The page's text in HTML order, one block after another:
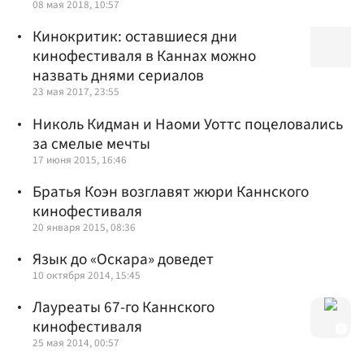
08 мая 2018, 10:57
Кинокритик: оставшиеся дни
кинофестиваля в Каннах можно
назвать днями сериалов
23 мая 2017, 23:55
Николь Кидман и Наоми Уоттс поцеловались
за смелые мечты
17 июня 2015, 16:46
Братья Коэн возглавят жюри Каннского
кинофестиваля
20 января 2015, 08:36
Язык до «Оскара» доведет
10 октября 2014, 15:45
Лауреаты 67-го Каннского
кинофестиваля
25 мая 2014, 00:57